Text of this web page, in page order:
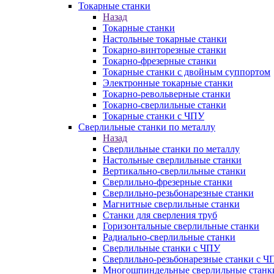
Токарные станки
Назад
Токарные станки
Настольные токарные станки
Токарно-винторезные станки
Токарно-фрезерные станки
Токарные станки с двойным суппортом
Электронные токарные станки
Токарно-револьверные станки
Токарно-сверлильные станки
Токарные станки с ЧПУ
Сверлильные станки по металлу
Назад
Сверлильные станки по металлу
Настольные сверлильные станки
Вертикально-сверлильные станки
Сверлильно-фрезерные станки
Сверлильно-резьбонарезные станки
Магнитные сверлильные станки
Станки для сверления труб
Горизонтальные сверлильные станки
Радиально-сверлильные станки
Сверлильные станки с ЧПУ
Сверлильно-резьбонарезные станки с
Многошпиндельные сверлильные